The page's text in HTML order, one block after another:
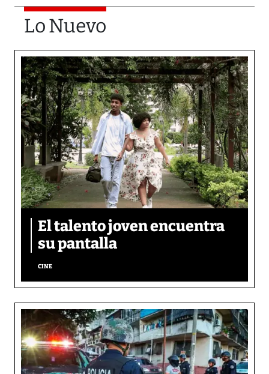
Lo Nuevo
El talento joven encuentra
su pantalla​
CINE